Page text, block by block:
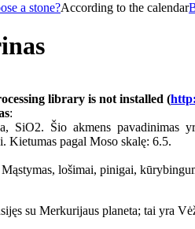
a stone?According to the calendar
library is not installed (
:
SiO2. Šio akmens pavadinimas
Kietumas pagal Moso skalę: 6.5.
Mąstymas, lošimai, pinigai,
su Merkurijaus planeta; tai yra